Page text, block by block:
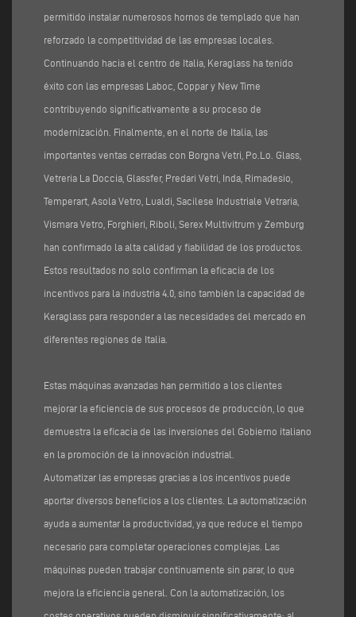
permitido instalar numerosos hornos de templado que han
reforzado la competitividad de las empresas locales.
Continuando hacia el centro de Italia, Keraglass ha tenido
éxito con las empresas Laboc, Coppar y New Time
contribuyendo significativamente a su proceso de
modernización. Finalmente, en el norte de Italia, las
importantes ventas cerradas con Borgna Vetri, Po.Lo. Glass,
Vetreria La Doccia, Glassfer, Predari Vetri, Inda, Rimadesio,
Temperart, Asola Vetro, Lualdi, Sacilese Industriale Vetraria,
Vismara Vetro, Forghieri, Riboli, Serex Multivitrum y Zemburg
han confirmado la alta calidad y fiabilidad de los productos.
Estos resultados no solo confirman la eficacia de los
incentivos para la industria 4.0, sino también la capacidad de
Keraglass para responder a las necesidades del mercado en
diferentes regiones de Italia.
Estas máquinas avanzadas han permitido a los clientes
mejorar la eficiencia de sus procesos de producción, lo que
demuestra la eficacia de las inversiones del Gobierno italiano
en la promoción de la innovación industrial.
Automatizar las empresas gracias a los incentivos puede
aportar diversos beneficios a los clientes. La automatización
ayuda a aumentar la productividad, ya que reduce el tiempo
necesario para completar operaciones complejas. Las
máquinas pueden trabajar continuamente sin parar, lo que
mejora la eficiencia general. Con la automatización, los